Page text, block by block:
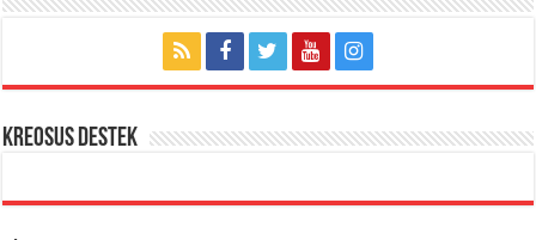
KREOSUS DESTEK